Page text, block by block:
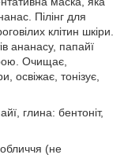
Пілінг для
клітин шкіри.
ананасу, папайї
Очищає,
освіжає, тонізує,
глина: бентоніт,
(не